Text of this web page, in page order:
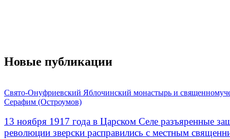
Новые публикации
Свято-Онуфриевский Яблочинский монастырь и
Серафим (Остроумов)
13 ноября 1917 года в Царском Селе разъяренные
революции зверски расправились с местным